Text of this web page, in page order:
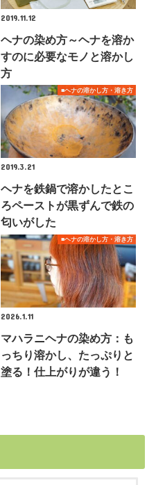
2019.11.12
ヘナの染め方～ヘナを溶か
すのに必要なモノと溶かし
方
■ヘナの溶かし方・溶き方
2019.3.21
ヘナを鉄鍋で溶かしたとこ
ろペーストが黒ずんで鉄の
匂いがした
■ヘナの溶かし方・溶き方
2026.1.11
マハラニヘナの染め方：も
っちり溶かし、たっぷりと
塗る！仕上がりが違う！